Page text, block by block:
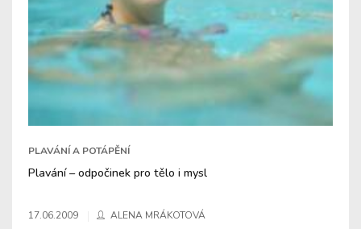
PLAVÁNÍ A POTÁPĚNÍ
Plavání – odpočinek pro tělo i mysl
17.06.2009 ALENA MRÁKOTOVÁ